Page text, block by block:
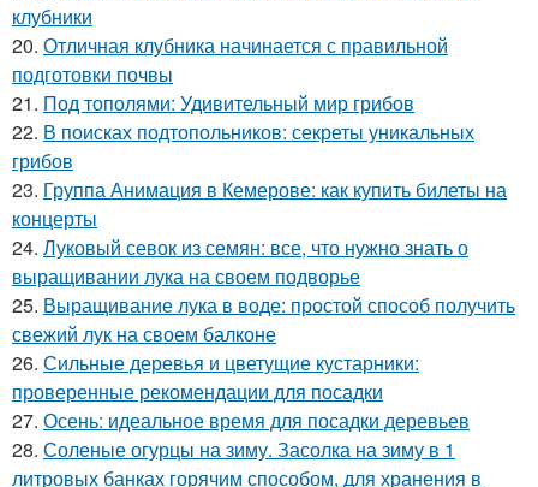
клубники
20. Отличная клубника начинается с правильной
подготовки почвы
21. Под тополями: Удивительный мир грибов
22. В поисках подтопольников: секреты уникальных
грибов
23. Группа Анимация в Кемерове: как купить билеты на
концерты
24. Луковый севок из семян: все, что нужно знать о
выращивании лука на своем подворье
25. Выращивание лука в воде: простой способ получить
свежий лук на своем балконе
26. Сильные деревья и цветущие кустарники:
проверенные рекомендации для посадки
27. Осень: идеальное время для посадки деревьев
28. Соленые огурцы на зиму. Засолка на зиму в 1
литровых банках горячим способом, для хранения в